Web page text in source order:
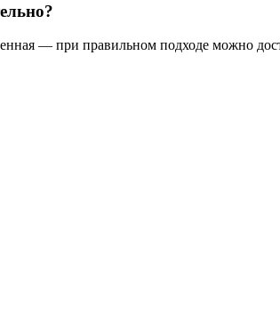
— при правильном подходе можно